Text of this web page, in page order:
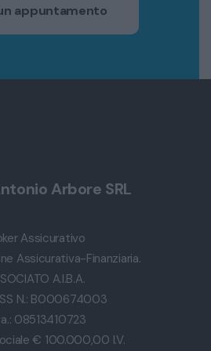
appuntamento
Arbore SRL
Assicurativo
Assicurativa-Finanziaria.
A.I.B.A.
N.: B000674003
08513410723
€ 100.000,00 I.V.